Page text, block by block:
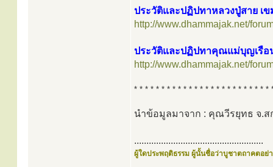
ประวัติและปฏิปทาหลวงปู่สาย เ
http://www.dhammajak.net/
ประวัติและปฏิปทาคุณแม่บุญเรือ
http://www.dhammajak.net/
* * * * * * * * * * * * * * * * * * * * * * * * *
นำข้อมูลมาจาก : คุณวีรยุทธ จ.
.....................................................
ผู้ใดประพฤติธรรม ผู้นั้นชื่อว่าบูชาตถาคตอย่า